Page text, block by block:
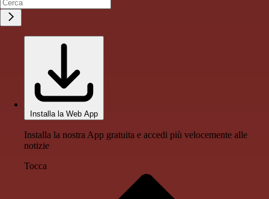
Installa la Web App
Installa la nostra App gratuita e accedi più velocemente alle
notizie
Tocca